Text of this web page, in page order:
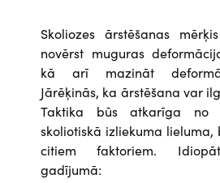
Skoliozes ārstēšanas
novērst muguras
kā arī mazināt
Jārēķinās, ka ārstēšana var
Taktika būs atkarīga no
skoliotiskā izliekuma lieluma,
citiem faktoriem.
gadījumā: